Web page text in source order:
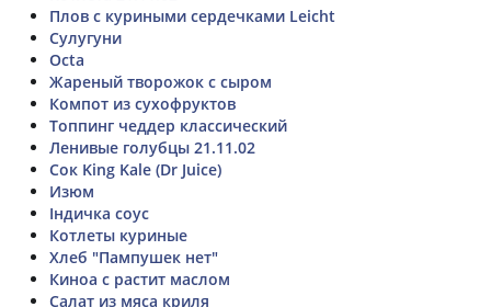
Плов с куриными сердечками Leicht
Сулугуни
Octa
Жареный творожок с сыром
Компот из сухофруктов
Топпинг чеддер классический
Ленивые голубцы 21.11.02
Сок King Kale (Dr Juice)
Изюм
Індичка соус
Котлеты куриные
Хлеб "Пампушек нет"
Киноа с растит маслом
Салат из мяса криля